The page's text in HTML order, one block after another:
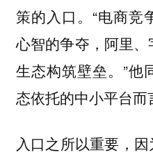
策的入口。“电商竞
心智的争夺，阿里
生态构筑壁垒。”他
态依托的中小平台而
入口之所以重要，